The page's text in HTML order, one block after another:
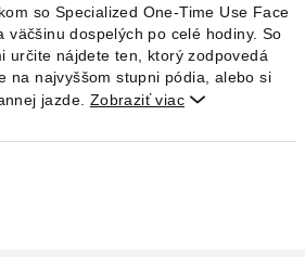
so Specialized One-Time Use Face
väčšinu dospelých po celé hodiny. So
určite nájdete ten, ktorý zodpovedá
na najvyššom stupni pódia, alebo si
jazde. Zobraziť viac 